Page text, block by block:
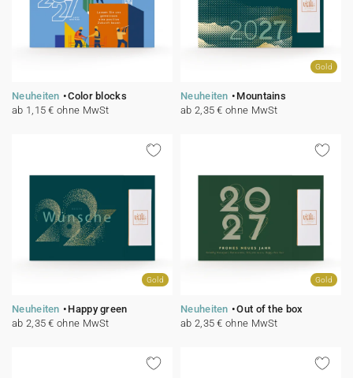
Neuheiten
Color blocks
ab 1,15 € ohne MwSt
Gold
Neuheiten
Mountains
ab 2,35 € ohne MwSt
Gold
Neuheiten
Happy green
ab 2,35 € ohne MwSt
Gold
Neuheiten
Out of the box
ab 2,35 € ohne MwSt